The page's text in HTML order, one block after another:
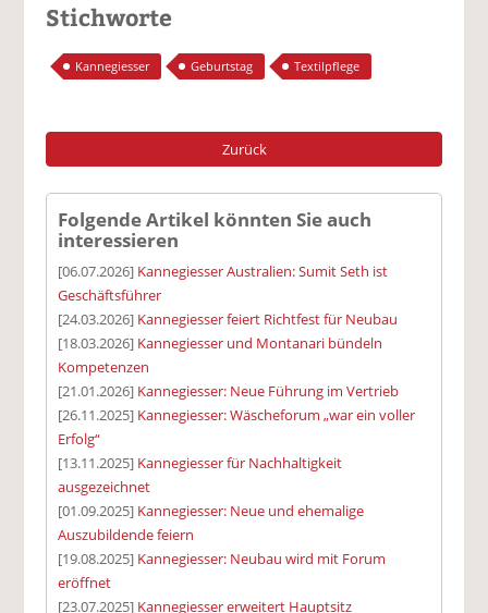
Stichworte
Kannegiesser Geburtstag Textilpflege
Zurück
Folgende Artikel könnten Sie auch
interessieren
[06.07.2026] Kannegiesser Australien: Sumit Seth ist
Geschäftsführer
[24.03.2026] Kannegiesser feiert Richtfest für Neubau
[18.03.2026] Kannegiesser und Montanari bündeln
Kompetenzen
[21.01.2026] Kannegiesser: Neue Führung im Vertrieb
[26.11.2025] Kannegiesser: Wäscheforum „war ein voller
Erfolg“
[13.11.2025] Kannegiesser für Nachhaltigkeit
ausgezeichnet
[01.09.2025] Kannegiesser: Neue und ehemalige
Auszubildende feiern
[19.08.2025] Kannegiesser: Neubau wird mit Forum
eröffnet
[23.07.2025] Kannegiesser erweitert Hauptsitz